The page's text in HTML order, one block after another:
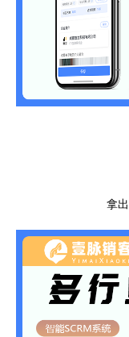
拿